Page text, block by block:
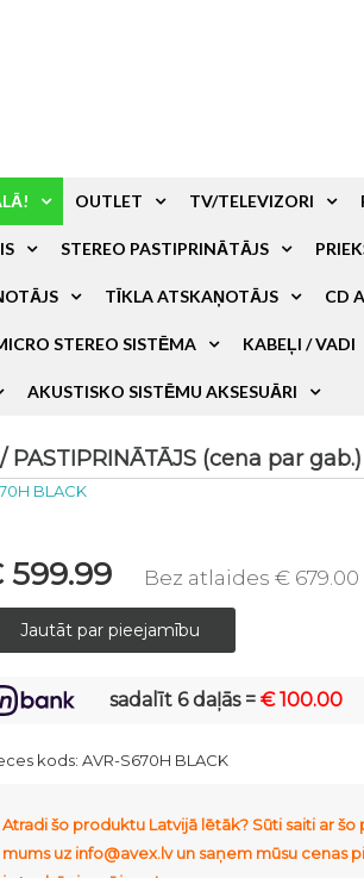
OUTLET TV/TELEVIZORI
STEREO PASTIPRINĀTĀJS
TĪKLA ATSKAŅOTĀJS CD
STEREO SISTĒMA KABEĻI / VADI
AKUSTISKO SISTĒMU AKSESUĀRI
PASTIPRINĀTĀJS (cena par gab.)
BLACK
599.99 Bez atlaides € 679.00
sadalīt 6 daļās =€ 100.00
kods:AVR-S670H BLACK
Atradi šo produktu Latvijā lētāk? Sūti saiti ar šo
mums uz info@avex.lv un saņem mūsu cenas